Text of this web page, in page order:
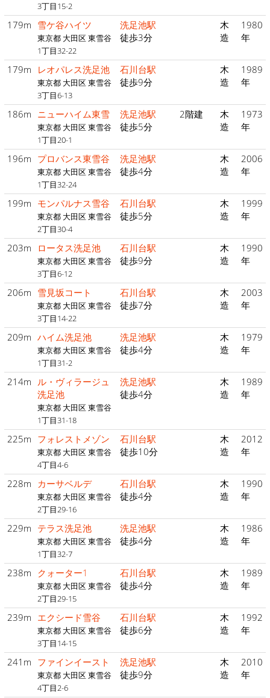
3丁目15-2
179m 雪ケ谷ハイツ
東京都 大田区 東雪谷
1丁目32-22
洗足池駅
徒歩3分
木
造
1980
年
179m レオパレス洗足池
東京都 大田区 東雪谷
3丁目6-13
石川台駅
徒歩9分
木
造
1989
年
186m ニューハイム東雪
東京都 大田区 東雪谷
1丁目20-1
洗足池駅
徒歩5分
2階建
木
造
1973
年
196m プロバンス東雪谷
東京都 大田区 東雪谷
1丁目32-24
洗足池駅
徒歩4分
木
造
2006
年
199m モンパルナス雪谷
東京都 大田区 東雪谷
2丁目30-4
石川台駅
徒歩5分
木
造
1999
年
203m ロータス洗足池
東京都 大田区 東雪谷
3丁目6-12
石川台駅
徒歩9分
木
造
1990
年
206m 雪見坂コート
東京都 大田区 東雪谷
3丁目14-22
石川台駅
徒歩7分
木
造
2003
年
209m ハイム洗足池
東京都 大田区 東雪谷
1丁目31-2
洗足池駅
徒歩4分
木
造
1979
年
214m ル・ヴィラージュ
洗足池
東京都 大田区 東雪谷
1丁目31-18
洗足池駅
徒歩4分
木
造
1989
年
225m フォレストメゾン
東京都 大田区 東雪谷
4丁目4-6
石川台駅
徒歩10分
木
造
2012
年
228m カーサベルデ
東京都 大田区 東雪谷
2丁目29-16
石川台駅
徒歩4分
木
造
1990
年
229m テラス洗足池
東京都 大田区 東雪谷
1丁目32-7
洗足池駅
徒歩4分
木
造
1986
年
238m クォーター1
東京都 大田区 東雪谷
2丁目29-15
石川台駅
徒歩4分
木
造
1989
年
239m エクシード雪谷
東京都 大田区 東雪谷
3丁目14-15
石川台駅
徒歩6分
木
造
1992
年
241m ファインイースト
東京都 大田区 東雪谷
4丁目2-6
洗足池駅
徒歩9分
木
造
2010
年